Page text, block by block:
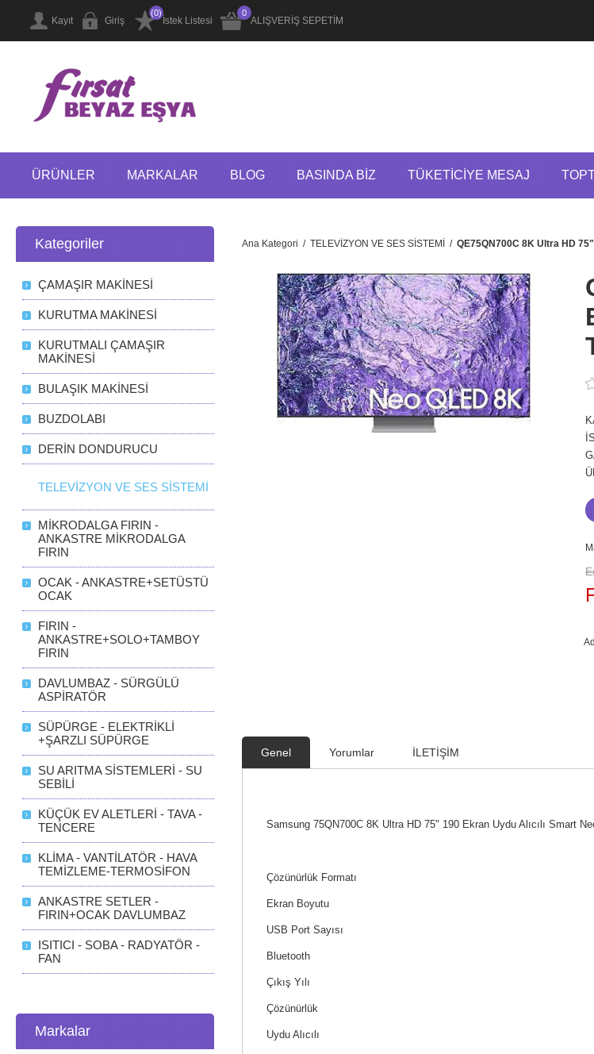
Kayıt Giriş İstek Listesi
(0)
ALIŞVERİŞ SEPETİM
0
ÜRÜNLER MARKALAR BLOG BASINDA BIZ TÜKETICIYE MESAJ
Ana Kategori / TELEVİZYON VE SES SİSTEMİ / QE75QN700C 8K Ultra HD
Genel Yorumlar İLETİŞİM
Samsung 75QN700C 8K Ultra HD 75" 190 Ekran Uydu Alıcılı Smart
Çözünürlük Formatı
Ekran Boyutu
USB Port Sayısı
Bluetooth
Çıkış Yılı
Çözünürlük
Uydu Alıcılı
Kategoriler
ÇAMAŞIR MAKİNESİ
KURUTMA MAKİNESİ
KURUTMALI ÇAMAŞIR
MAKİNESİ
BULAŞIK MAKİNESİ
BUZDOLABI
DERİN DONDURUCU
TELEVİZYON VE SES SİSTEMİ
MİKRODALGA FIRIN -
ANKASTRE MİKRODALGA
FIRIN
OCAK - ANKASTRE+SETÜSTÜ
OCAK
FIRIN -
ANKASTRE+SOLO+TAMBOY
FIRIN
DAVLUMBAZ - SÜRGÜLÜ
ASPİRATÖR
SÜPÜRGE - ELEKTRİKLİ
+ŞARZLI SÜPÜRGE
SU ARITMA SİSTEMLERİ - SU
SEBİLİ
KÜÇÜK EV ALETLERİ - TAVA -
TENCERE
KLİMA - VANTİLATÖR - HAVA
TEMİZLEME-TERMOSİFON
ANKASTRE SETLER -
FIRIN+OCAK DAVLUMBAZ
ISITICI - SOBA - RADYATÖR -
FAN
Markalar